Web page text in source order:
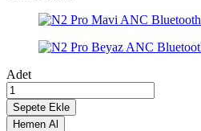
Adet
Sepete Ekle
Hemen Al